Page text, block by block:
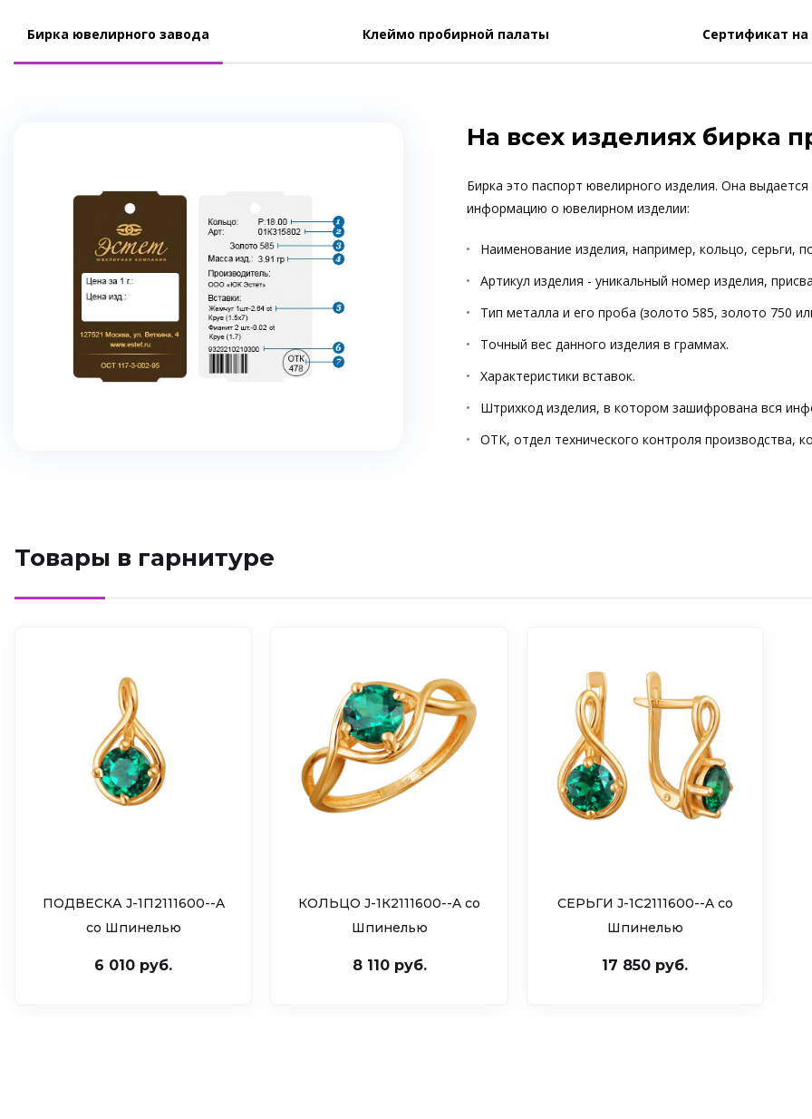
Бирка ювелирного завода Клеймо пробирной палаты Сертификат
На всех изделиях бирка
Бирка это паспорт ювелирного изделия. Она
информацию о ювелирном изделии:
Наименование изделия, например, кольцо, серьги,
Артикул изделия - уникальный номер изделия,
Тип металла и его проба (золото 585, золото 750
Точный вес данного изделия в граммах.
Характеристики вставок.
Штрихкод изделия, в котором зашифрована вся
ОТК, отдел технического контроля производства,
Товары в гарнитуре
ПОДВЕСКА J-1П2111600--A
cо Шпинелью
6 010 руб.
КОЛЬЦО J-1К2111600--A cо
Шпинелью
8 110 руб.
СЕРЬГИ J-1С2111600--A cо
Шпинелью
17 850 руб.